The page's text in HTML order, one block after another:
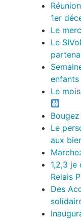
1er
Le
Le
enfants
Le
Le
aux
1,2,3 je
Relais
Des